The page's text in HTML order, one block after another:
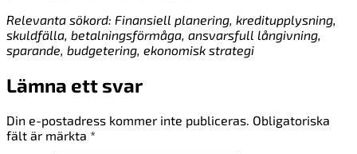
Relevanta sökord: Finansiell planering, kreditupplysning,
skuldfälla, betalningsförmåga, ansvarsfull långivning,
sparande, budgetering, ekonomisk strategi
Lämna ett svar
Din e-postadress kommer inte publiceras. Obligatoriska
fält är märkta *